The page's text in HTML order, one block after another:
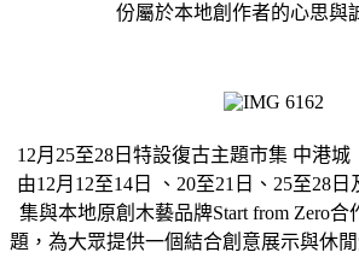
份屬於本地創作者的心思與
12月25至28日特設復古主題市集 中港城
由12月12至14日 、20至21日、25至28
集與本地原創木藝品牌Start from Zero
題，為大眾提供一個結合創意展示與休